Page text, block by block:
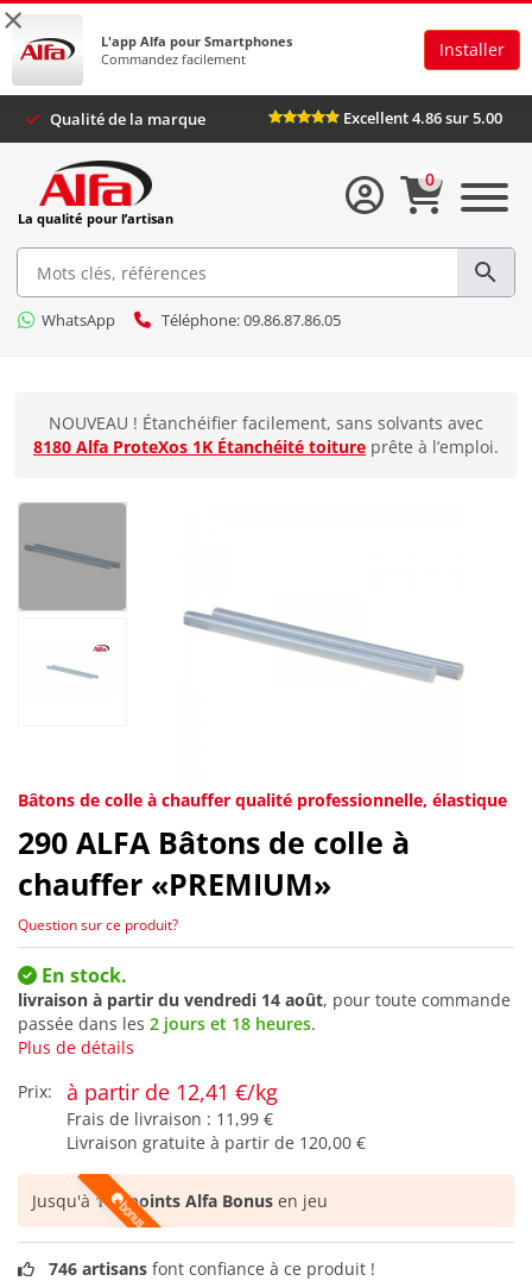
×
L'app Alfa pour Smartphones
Commandez facilement
Installer
Qualité de la marque Excellent 4.86 sur 5.00
La qualité pour l’artisan
WhatsApp Téléphone: 09.86.87.86.05
0
NOUVEAU ! Étanchéifier facilement, sans solvants avec
8180 Alfa ProteXos 1K Étanchéité toiture prête à l’emploi.
Bâtons de colle à chauffer qualité professionnelle, élastique
290 ALFA Bâtons de colle à
chauffer «PREMIUM»
Question sur ce produit?
En stock.
livraison à partir du vendredi 14 août, pour toute commande
passée dans les 2 jours et 18 heures.
Plus de détails
Prix:
à partir de 12,41 €/kg
Frais de livraison : 11,99 €
Livraison gratuite à partir de 120,00 €
Jusqu'à142 points Alfa Bonus en jeu
746 artisans font confiance à ce produit !